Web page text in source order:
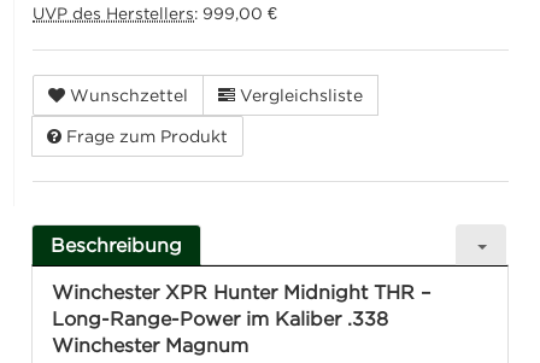
UVP des Herstellers: 999,00 €
Wunschzettel Vergleichsliste
Frage zum Produkt
Beschreibung
Winchester XPR Hunter Midnight THR –
Long-Range-Power im Kaliber .338
Winchester Magnum